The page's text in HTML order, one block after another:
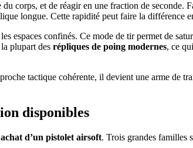
corps, et de réagir en une fraction de seconde.
longue. Cette rapidité peut faire la différence
espaces confinés. Ce mode de tir permet de
plupart des répliques de poing modernes, ce
tactique cohérente, il devient une arme de
disponibles
achat d’un pistolet airsoft. Trois grandes familles